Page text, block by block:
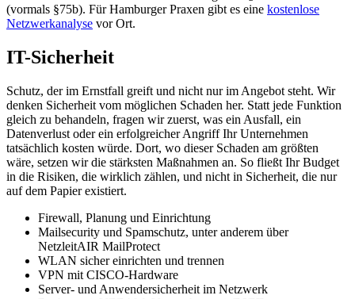
(vormals §75b). Für Hamburger Praxen gibt es eine kostenlose
Netzwerkanalyse vor Ort.
IT-Sicherheit
Schutz, der im Ernstfall greift und nicht nur im Angebot steht. Wir
denken Sicherheit vom möglichen Schaden her. Statt jede Funktion
gleich zu behandeln, fragen wir zuerst, was ein Ausfall, ein
Datenverlust oder ein erfolgreicher Angriff Ihr Unternehmen
tatsächlich kosten würde. Dort, wo dieser Schaden am größten
wäre, setzen wir die stärksten Maßnahmen an. So fließt Ihr Budget
in die Risiken, die wirklich zählen, und nicht in Sicherheit, die nur
auf dem Papier existiert.
Firewall, Planung und Einrichtung
Mailsecurity und Spamschutz, unter anderem über
NetzleitAIR MailProtect
WLAN sicher einrichten und trennen
VPN mit CISCO-Hardware
Server- und Anwendersicherheit im Netzwerk